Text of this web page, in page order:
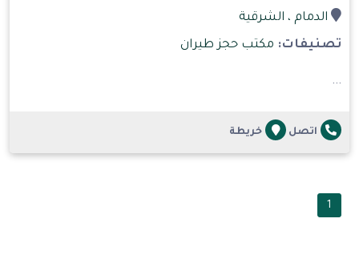
الدمام ، الشرقية
تصنيفات: مكتب حجز طيران
...
اتصل خريطة
1